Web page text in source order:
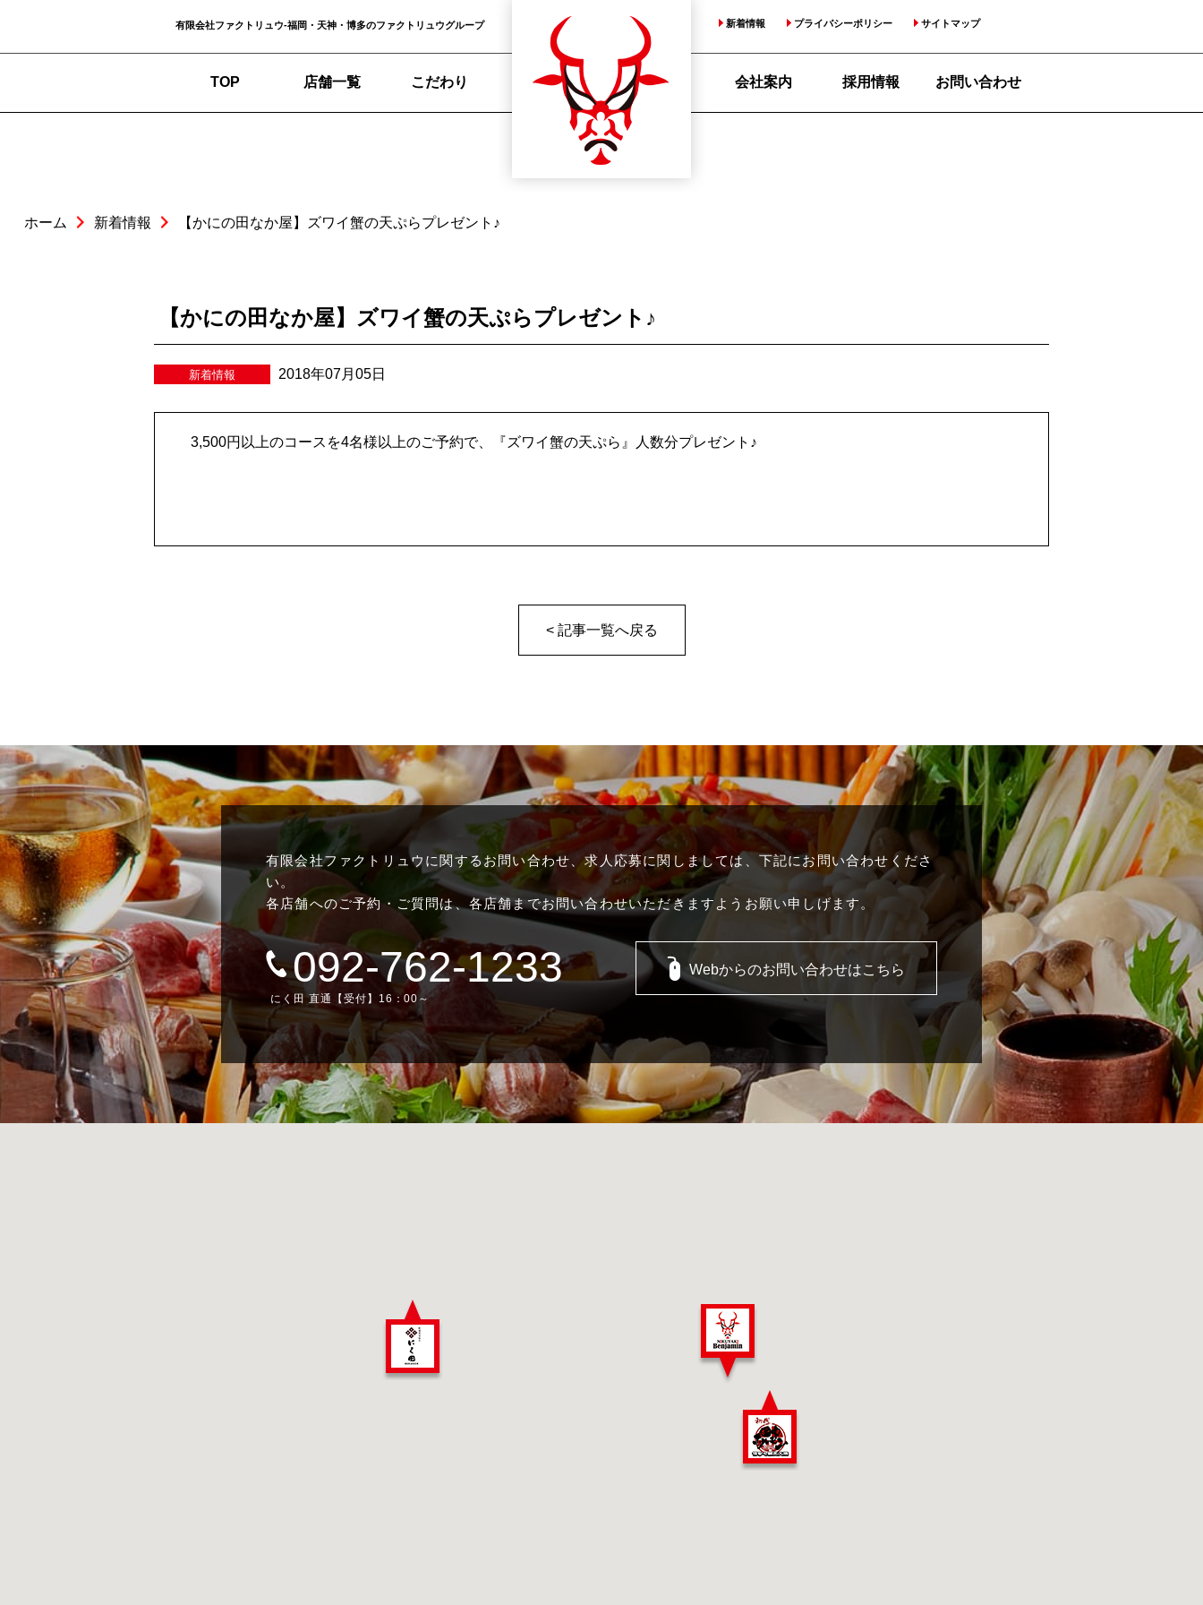
有限会社ファクトリュウ-福岡・天神・博多のファクトリュウグループ
TOP 店舗一覧 こだわり
新着情報 プライバシーポリシー サイトマップ
会社案内 採用情報 お問い合わせ
ホーム 新着情報 【かにの田なか屋】ズワイ蟹の天ぷらプレゼント♪
【かにの田なか屋】ズワイ蟹の天ぷらプレゼント♪
新着情報 2018年07月05日
3,500円以上のコースを4名様以上のご予約で、『ズワイ蟹の天ぷら』人数分プレゼント♪
< 記事一覧へ戻る
有限会社ファクトリュウに関するお問い合わせ、求人応募に関しましては、下記にお問い合わせくださ
い。
各店舗へのご予約・ご質問は、各店舗までお問い合わせいただきますようお願い申しげます。
092-762-1233
にく田 直通【受付】16：00～
Webからのお問い合わせはこちら